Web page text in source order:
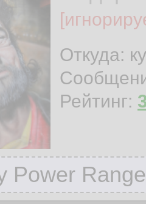
Откуда:
Рейтинг:
Power